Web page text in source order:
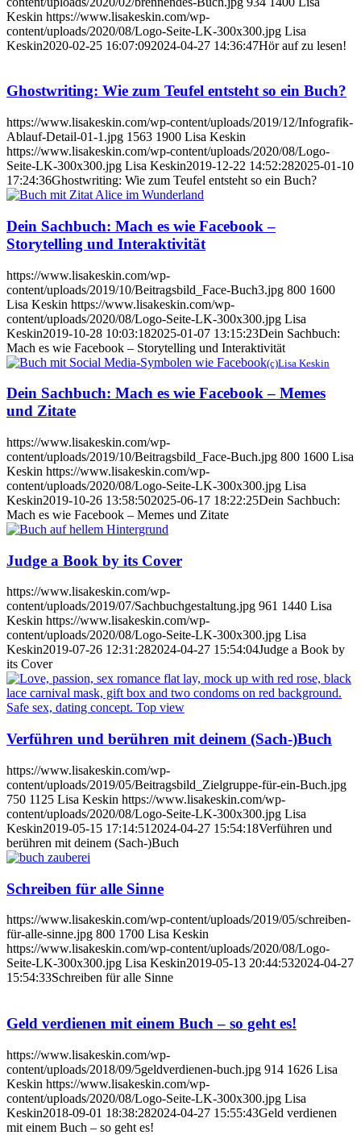
Keskin https://www.lisakeskin.com/wp-
content/uploads/2020/08/Logo-Seite-LK-300x300.jpg Lisa
Keskin2020-02-25 16:07:092024-04-27 14:36:47Hör auf zu lesen!
Ghostwriting: Wie zum Teufel entsteht so ein Buch?
https://www.lisakeskin.com/wp-content/uploads/2019/12/Infografik-
Ablauf-Detail-01-1.jpg 1563 1900 Lisa Keskin
https://www.lisakeskin.com/wp-content/uploads/2020/08/Logo-
Seite-LK-300x300.jpg Lisa Keskin2019-12-22 14:52:282025-01-10
17:24:36Ghostwriting: Wie zum Teufel entsteht so ein Buch?
Dein Sachbuch: Mach es wie Facebook –
Storytelling und Interaktivität
https://www.lisakeskin.com/wp-
content/uploads/2019/10/Beitragsbild_Face-Buch3.jpg 800 1600
Lisa Keskin https://www.lisakeskin.com/wp-
content/uploads/2020/08/Logo-Seite-LK-300x300.jpg Lisa
Keskin2019-10-28 10:03:182025-01-07 13:15:23Dein Sachbuch:
Mach es wie Facebook – Storytelling und Interaktivität
(c)Lisa Keskin
Dein Sachbuch: Mach es wie Facebook – Memes
und Zitate
https://www.lisakeskin.com/wp-
content/uploads/2019/10/Beitragsbild_Face-Buch.jpg 800 1600 Lisa
Keskin https://www.lisakeskin.com/wp-
content/uploads/2020/08/Logo-Seite-LK-300x300.jpg Lisa
Keskin2019-10-26 13:58:502025-06-17 18:22:25Dein Sachbuch:
Mach es wie Facebook – Memes und Zitate
Judge a Book by its Cover
https://www.lisakeskin.com/wp-
content/uploads/2019/07/Sachbuchgestaltung.jpg 961 1440 Lisa
Keskin https://www.lisakeskin.com/wp-
content/uploads/2020/08/Logo-Seite-LK-300x300.jpg Lisa
Keskin2019-07-26 12:31:282024-04-27 15:54:04Judge a Book by
its Cover
Verführen und berühren mit deinem (Sach-)Buch
https://www.lisakeskin.com/wp-
content/uploads/2019/05/Beitragsbild_Zielgruppe-für-ein-Buch.jpg
750 1125 Lisa Keskin https://www.lisakeskin.com/wp-
content/uploads/2020/08/Logo-Seite-LK-300x300.jpg Lisa
Keskin2019-05-15 17:14:51 2024-04-27 15:54:18Verführen und
berühren mit deinem (Sach-)Buch
Schreiben für alle Sinne
https://www.lisakeskin.com/wp-content/uploads/2019/05/schreiben-
für-alle-sinne.jpg 800 1700 Lisa Keskin
https://www.lisakeskin.com/wp-content/uploads/2020/08/Logo-
Seite-LK-300x300.jpg Lisa Keskin2019-05-13 20:44:532024-04-27
15:54:33Schreiben für alle Sinne
Geld verdienen mit einem Buch – so geht es!
https://www.lisakeskin.com/wp-
content/uploads/2018/09/5geldverdienen-buch.jpg 914 1626 Lisa
Keskin https://www.lisakeskin.com/wp-
content/uploads/2020/08/Logo-Seite-LK-300x300.jpg Lisa
Keskin2018-09-01 18:38:282024-04-27 15:55:43Geld verdienen
mit einem Buch – so geht es!